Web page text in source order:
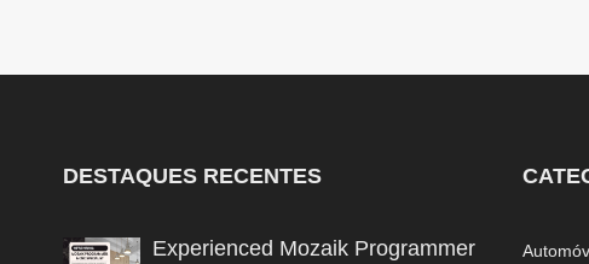
DESTAQUES RECENTES
Experienced Mozaik Programmer